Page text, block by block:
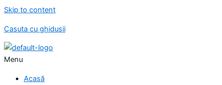
Skip to content
Casuta cu ghidusii
Menu
Acasă